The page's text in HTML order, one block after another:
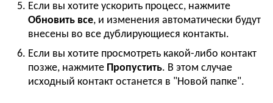
Если вы хотите ускорить процесс, нажмите
Обновить все, и изменения автоматически будут
внесены во все дублирующиеся контакты.
Если вы хотите просмотреть какой-либо контакт
позже, нажмите Пропустить. В этом случае
исходный контакт останется в "Новой папке".